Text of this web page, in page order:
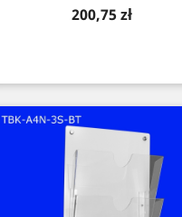
Cena
200,75 zł